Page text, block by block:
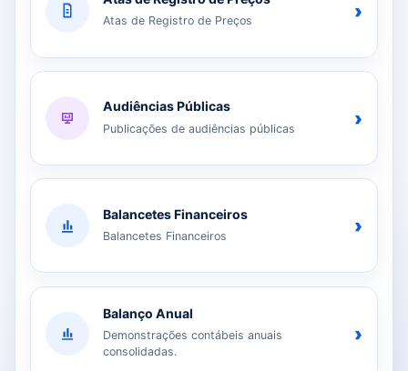
Atas de Registro de Preços ›
Audiências Públicas
Publicações de audiências públicas ›
Balancetes Financeiros
Balancetes Financeiros ›
Balanço Anual
Demonstrações contábeis anuais
consolidadas.
›